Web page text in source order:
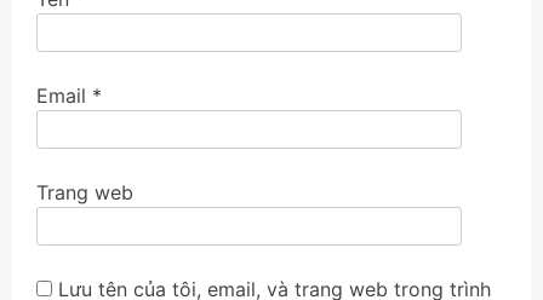
Email *
Trang web
Lưu tên của tôi, email, và trang web trong trình